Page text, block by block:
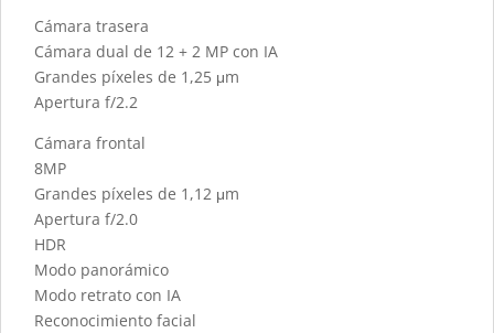
Cámara trasera
Cámara dual de 12 + 2 MP con IA
Grandes píxeles de 1,25 μm
Apertura f/2.2
Cámara frontal
8MP
Grandes píxeles de 1,12 μm
Apertura f/2.0
HDR
Modo panorámico
Modo retrato con IA
Reconocimiento facial